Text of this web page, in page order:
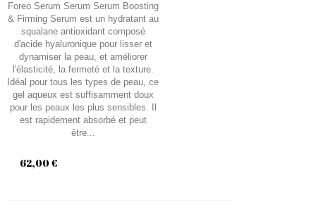
Foreo Serum Serum Serum Boosting
& Firming Serum est un hydratant au
squalane antioxidant composé
d'acide hyaluronique pour lisser et
dynamiser la peau, et améliorer
l'élasticité, la fermeté et la texture.
Idéal pour tous les types de peau, ce
gel aqueux est suffisamment doux
pour les peaux les plus sensibles. Il
est rapidement absorbé et peut
être...
62,00 €